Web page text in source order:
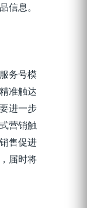
信息。
务号模
准触达
进一步
营销触
售促进
届时将